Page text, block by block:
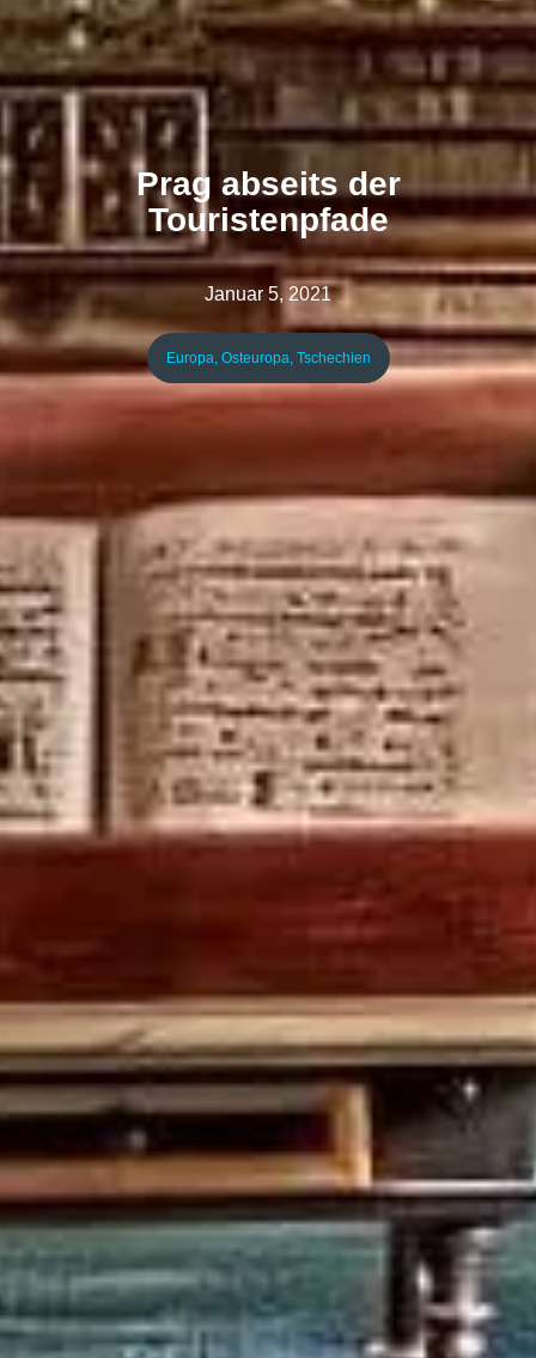
Prag abseits der
Touristenpfade
Januar 5, 2021
Europa, Osteuropa, Tschechien